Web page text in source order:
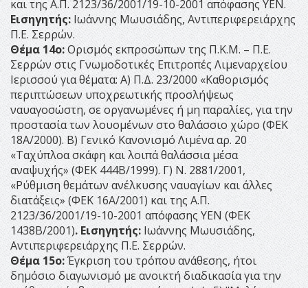
και της Α.Π. 2123/36/2001/19-10-2001 απόφασης ΥΕΝ.
Εισηγητής: Ιωάννης Μωυσιάδης, Αντιπεριφερειάρχης
Π.Ε. Σερρών.
Θέμα 14ο:Ορισμός εκπροσώπων της Π.Κ.Μ. – Π.Ε.
Σερρών στις Γνωμοδοτικές Επιτροπές Λιμεναρχείου
Ιερισσού για θέματα: Α) Π.Δ. 23/2000 «Καθορισμός
περιπτώσεων υποχρεωτικής προσλήψεως
ναυαγοσώστη, σε οργανωμένες ή μη παραλίες, για την
προστασία των λουομένων στο θαλάσσιο χώρο (ΦΕΚ
18Α/2000). Β) Γενικό Κανονισμό Λιμένα αρ. 20
«Ταχύπλοα σκάφη και λοιπά θαλάσσια μέσα
αναψυχής» (ΦΕΚ 444Β/1999). Γ) Ν. 2881/2001,
«Ρύθμιση θεμάτων ανέλκυσης ναυαγίων και άλλες
διατάξεις» (ΦΕΚ 16Α/2001) και της Α.Π.
2123/36/2001/19-10-2001 απόφασης ΥΕΝ (ΦΕΚ
1438Β/2001). Εισηγητής: Ιωάννης Μωυσιάδης,
Αντιπεριφερειάρχης Π.Ε. Σερρών.
Θέμα 15ο:Έγκριση του τρόπου ανάθεσης, ήτοι
δημόσιο διαγωνισμό με ανοικτή διαδικασία για την